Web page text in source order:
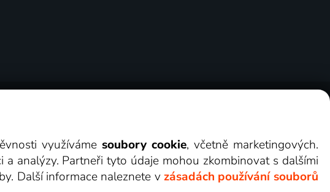
využívámesoubory cookie, včetně marketingových.
analýzy. Partneři tyto údaje mohou zkombinovat s dalšími
Další informace naleznete v zásadách používání souborů